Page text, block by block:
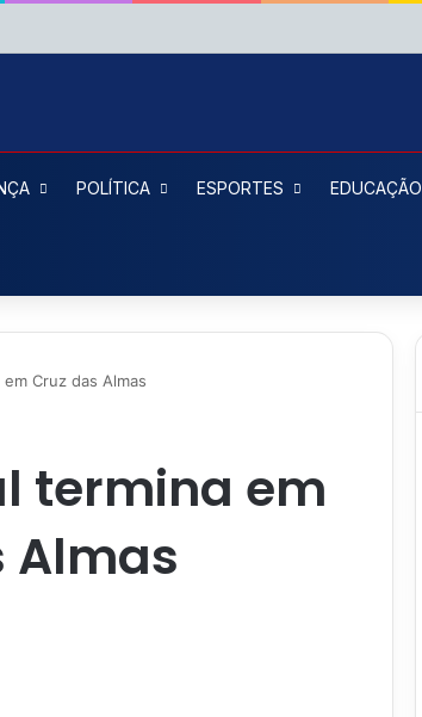
POLÍTICA ESPORTES EDUCAÇÃO
Cruz das Almas
termina em
Almas